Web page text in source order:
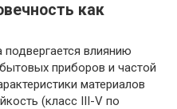
как
подвергается влиянию
приборов и частой
материалов
(класс III-V по